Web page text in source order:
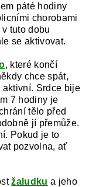
páté hodiny
chorobami
tuto dobu
se aktivovat.
, které končí
chce spát,
aktivní. Srdce bije
7 hodiny je
tělo před
jí přemůže.
Pokud je to
pozvolna, ať
žaludku a jeho